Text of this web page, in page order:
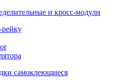
и кросс-модули
самоклеющиеся